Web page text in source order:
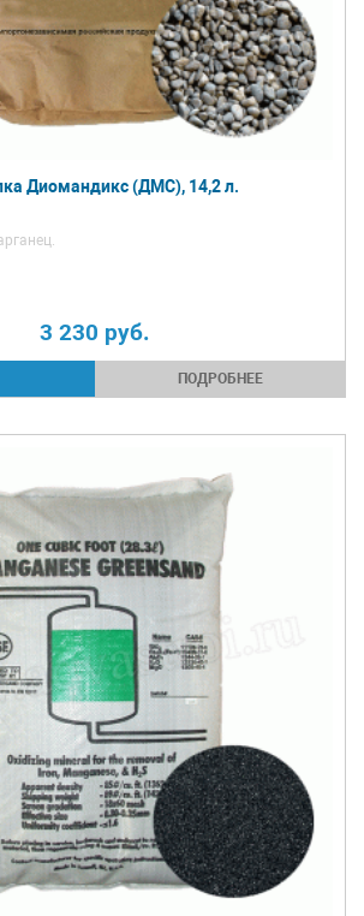
Диомандикс (ДМС), 14,2 л.
3 230 руб.
ПОДРОБНЕЕ